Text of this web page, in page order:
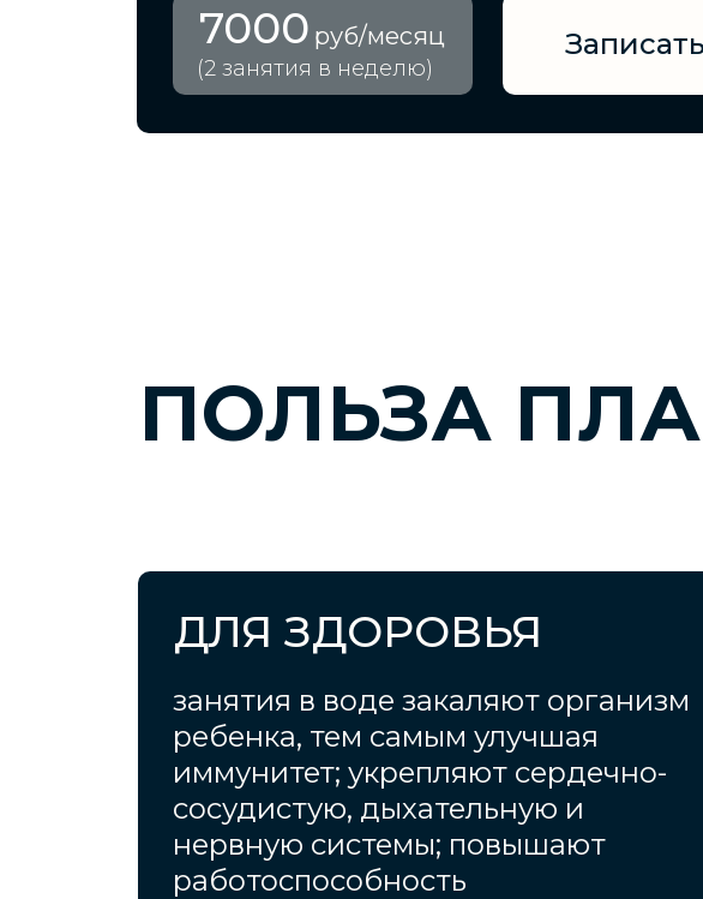
(2 занятия в неделю)
руб/месяц
7000
ПОЛЬЗА
ДЛЯ ЗДОРОВЬЯ
занятия в воде закаляют организм
ребенка, тем самым улучшая
иммунитет; укрепляют сердечно-
сосудистую, дыхательную и
нервную системы; повышают
работоспособность